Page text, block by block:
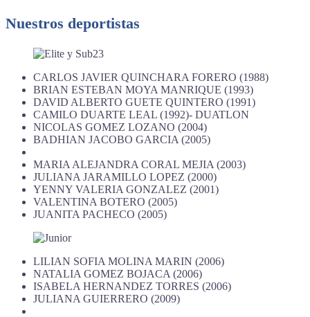
Nuestros deportistas
CARLOS JAVIER QUINCHARA FORERO (1988)
BRIAN ESTEBAN MOYA MANRIQUE (1993)
DAVID ALBERTO GUETE QUINTERO (1991)
CAMILO DUARTE LEAL (1992)- DUATLON
NICOLAS GOMEZ LOZANO (2004)
BADHIAN JACOBO GARCIA (2005)
MARIA ALEJANDRA CORAL MEJIA (2003)
JULIANA JARAMILLO LOPEZ (2000)
YENNY VALERIA GONZALEZ (2001)
VALENTINA BOTERO (2005)
JUANITA PACHECO (2005)
LILIAN SOFIA MOLINA MARIN (2006)
NATALIA GOMEZ BOJACA (2006)
ISABELA HERNANDEZ TORRES (2006)
JULIANA GUIERRERO (2009)